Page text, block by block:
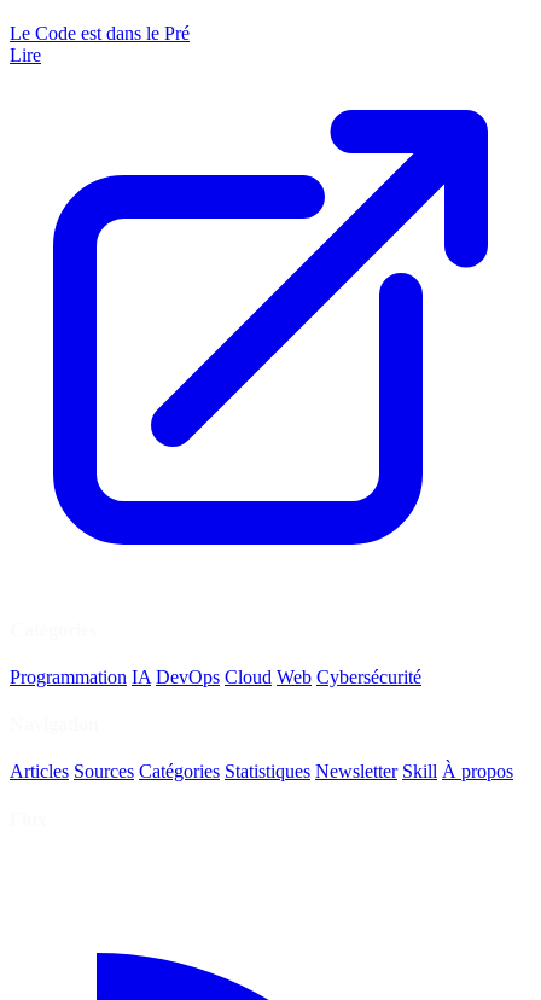
Le Code est dans le Pré
Lire
Programmation IA DevOps Cloud Web Cybersécurité
Articles Sources Catégories Statistiques Newsletter Skill À propos